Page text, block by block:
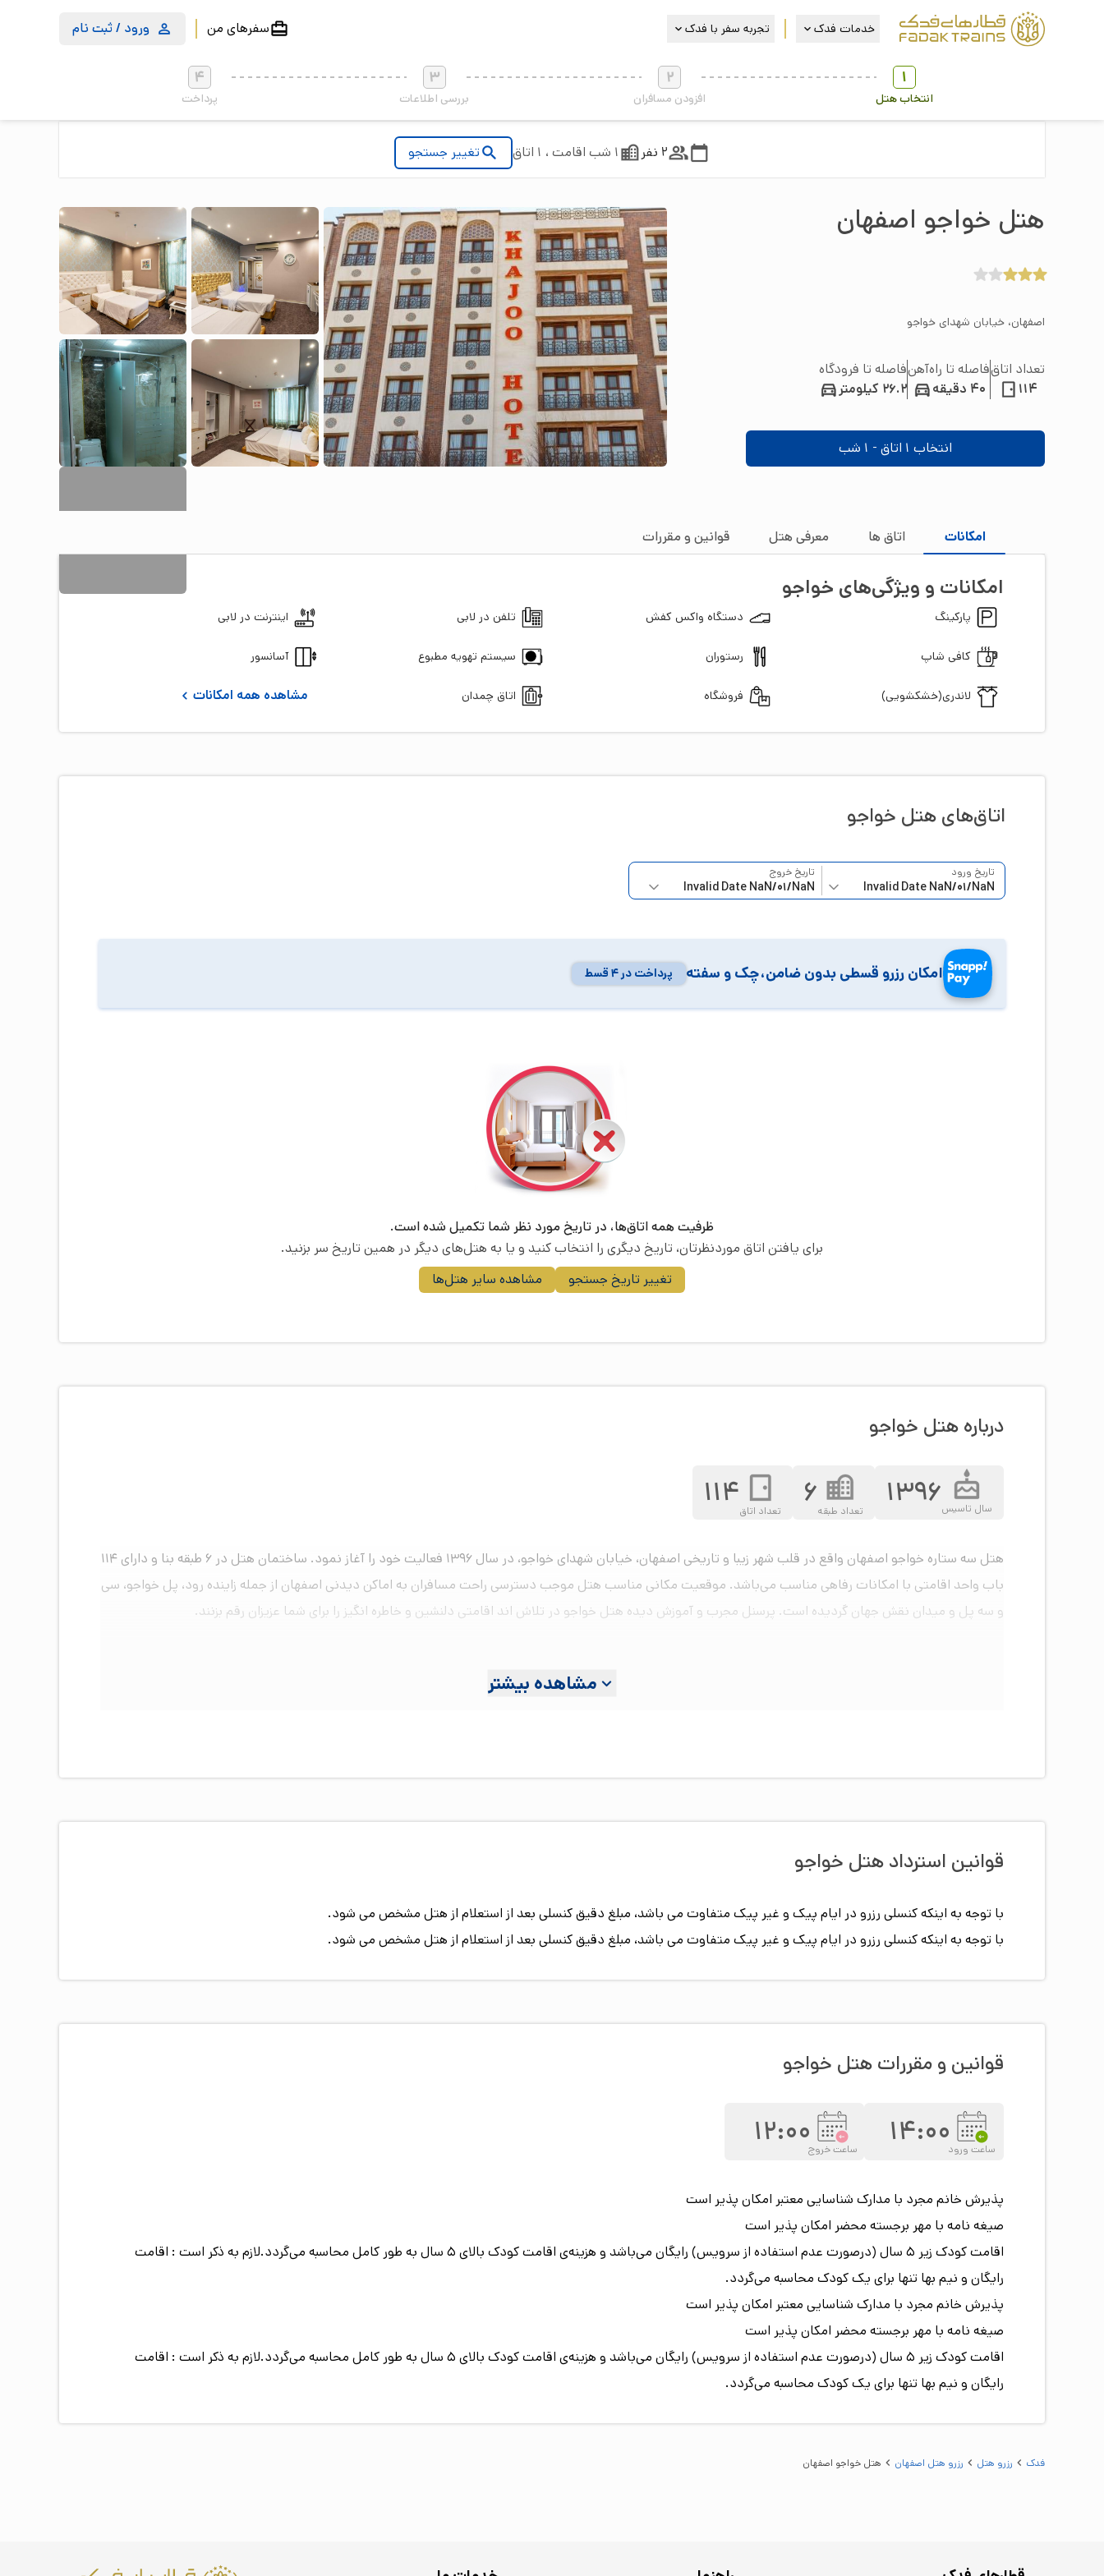
خدمات فدک تجربه سفر با فدک سفرهای من ورود / ثبت نام
1
انتخاب هتل
2
افزودن مسافران
3
بررسی اطلاعات
4
پرداخت
2 نفر 1 شب اقامت ، 1 اتاق تغییر جستجو
هتل خواجو اصفهان
اصفهان، خیابان شهدای خواجو
تعداد اتاق
114
فاصله تا راه‌آهن
40 دقیقه
فاصله تا فرودگاه
26.2 کیلومتر
انتخاب 1 اتاق - 1 شب
امکانات اتاق‌ ها معرفی هتل قوانین و مقررات
امکانات و ویژگی‌های خواجو
پارکینگ
کافی شاپ
لاندری(خشکشویی)
دستگاه واکس کفش
رستوران
فروشگاه
تلفن در لابی
سیستم تهویه مطبوع
اتاق چمدان
اینترنت در لابی
آسانسور
مشاهده همه امکانات
اتاق‌‌های هتل خواجو
تاریخ ورود تاریخ خروج
امکان رزرو قسطی بدون ضامن،چک و سفته پرداخت در ۴ قسط
ظرفیت همه اتاق‌ها، در تاریخ مورد نظر شما تکمیل شده است.
برای یافتن اتاق موردنظرتان، تاریخ دیگری را انتخاب کنید و یا به هتل‌های دیگر در همین تاریخ سر بزنید.
تغییر تاریخ جستجو
مشاهده سایر هتل‌ها
درباره هتل خواجو
سال تاسیس1396 تعداد طبقه6 تعداد اتاق114
هتل سه ستاره خواجو اصفهان واقع در قلب شهر زیبا و تاریخی اصفهان، خیابان شهدای خواجو، در سال ۱۳۹۶ فعالیت خود را آغاز نمود. ساختمان هتل در ۶ طبقه بنا و دارای ۱۱۴
باب واحد اقامتی با امکانات رفاهی مناسب می‌باشد. موقعیت مکانی مناسب هتل موجب دسترسی راحت مسافران به اماکن دیدنی اصفهان از جمله زاینده رود، پل خواجو، سی
و سه پل و میدان نقش جهان گردیده است. پرسنل مجرب و آموزش دیده هتل خواجو در تلاش اند اقامتی دلنشین و خاطره انگیز را برای شما عزیزان رقم بزنند.
مشاهده بیشتر
قوانین استرداد هتل خواجو
با توجه به اینکه کنسلی رزرو در ایام پیک و غیر پیک متفاوت می باشد، مبلغ دقیق کنسلی بعد از استعلام از هتل مشخص می شود.
با توجه به اینکه کنسلی رزرو در ایام پیک و غیر پیک متفاوت می باشد، مبلغ دقیق کنسلی بعد از استعلام از هتل مشخص می شود.
قوانین و مقررات هتل خواجو
ساعت ورود14:00 ساعت خروج12:00
پذیرش خانم مجرد با مدارک شناسایی معتبر امکان پذیر است
صیغه نامه با مهر برجسته محضر امکان پذیر است
اقامت کودک زیر 5 سال (درصورت عدم استفاده از سرویس) رایگان می‌باشد و هزینه‌ی اقامت کودک بالای 5 سال به طور کامل محاسبه می‌گردد.لازم به ذکر است : اقامت
رایگان و نیم بها تنها برای یک کودک محاسبه می‌گردد.
پذیرش خانم مجرد با مدارک شناسایی معتبر امکان پذیر است
صیغه نامه با مهر برجسته محضر امکان پذیر است
اقامت کودک زیر 5 سال (درصورت عدم استفاده از سرویس) رایگان می‌باشد و هزینه‌ی اقامت کودک بالای 5 سال به طور کامل محاسبه می‌گردد.لازم به ذکر است : اقامت
رایگان و نیم بها تنها برای یک کودک محاسبه می‌گردد.
فدک رزرو هتل رزرو هتل اصفهان هتل خواجو اصفهان